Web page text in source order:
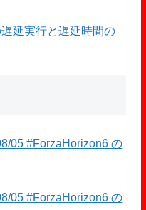
延実行と遅延時間の
05 #ForzaHorizon6 の
05 #ForzaHorizon6 の